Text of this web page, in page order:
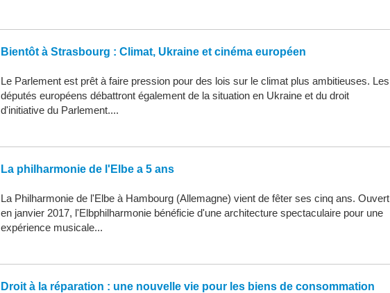
Bientôt à Strasbourg : Climat, Ukraine et cinéma européen
Le Parlement est prêt à faire pression pour des lois sur le climat plus ambitieuses. Les
députés européens débattront également de la situation en Ukraine et du droit
d'initiative du Parlement....
La philharmonie de l'Elbe a 5 ans
La Philharmonie de l'Elbe à Hambourg (Allemagne) vient de fêter ses cinq ans. Ouvert
en janvier 2017, l'Elbphilharmonie bénéficie d'une architecture spectaculaire pour une
expérience musicale...
Droit à la réparation : une nouvelle vie pour les biens de consommation